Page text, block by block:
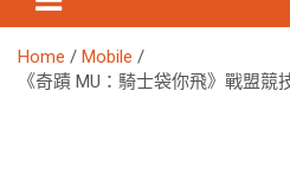
Home
Mobile
《奇蹟 MU：騎士袋你飛》戰盟